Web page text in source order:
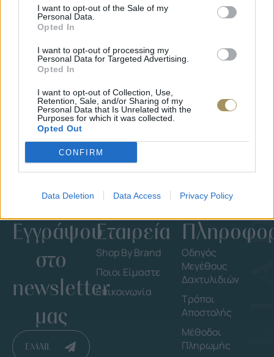
I want to opt-out of the Sale of my
Personal Data.
Opted In
I want to opt-out of processing my
Personal Data for Targeted Advertising.
Opted In
I want to opt-out of Collection, Use,
Retention, Sale, and/or Sharing of my
Personal Data that Is Unrelated with the
Purposes for which it was collected.
Opted Out
CONFIRM
Data Deletion Data Access Privacy Policy
ΜΟΝΌΠΕΤΡΟ ΔΑΧΤΥΛΊΔΙ ΜΕ
€1.737€
Εγγράψου
στο
newsletter
μας
EMAIL
Εταιρεία
Shop By Brand
Ποιοι Είμαστε
Επικοινωνία
Οδηγός
Μεγέθους
Δαχτυλιδιών
Τρόποι
Αποστολής
Μέθοδοι
Πληρωμής